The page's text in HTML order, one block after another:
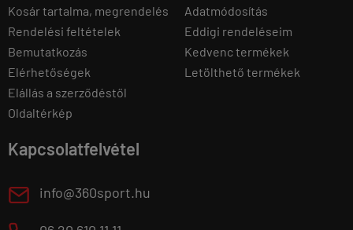
Kosár tartalma, megrendelés
Rendelési feltételek
Bemutatkozás
Elérhetőségek
Elállás a szerződéstől
Oldaltérkép
Adatmódosítás
Eddigi rendeléseim
Kedvenc termékek
Letölthető termékek
Kapcsolatfelvétel
E info@360sport.hu